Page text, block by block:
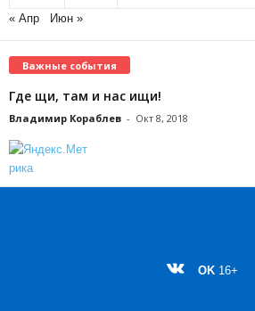
« Апр
Июн »
Важные события
Где щи, там и нас ищи!
Владимир Кораблев - Окт 8, 2018
OK 16+